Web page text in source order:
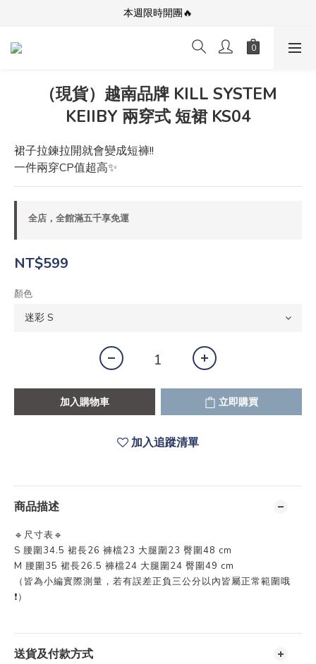
「平價潮流，舒適無極限」Unisex服飾首選品牌
本週限時開團🔥
全館滿$5000免運！加入會員享更多優惠及折扣
（現貨）越南品牌 KILL SYSTEM
KEIIBY 兩穿式 短裙 KS04
裙子拉鍊拉開就會變成短褲!!
一件兩穿CP值超高✨
全店，全館滿五千享免運
NT$599
顏色
加入購物車 立即購買
加入追蹤清單
商品描述
🔹尺寸表🔹
S 腰圍34.5 裙長26 褲檔23 大腿圍23 臀圍48 cm
M 腰圍35 裙長26.5 褲檔24 大腿圍24 臀圍49 cm
（皆為小編實際測量，若有誤差正負三公分以內皆屬正常範圍哦
❗️）
送貨及付款方式